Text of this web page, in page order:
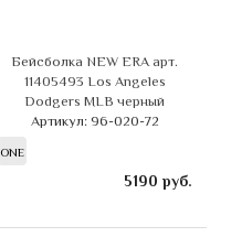
Бейсболка NEW ERA арт.
11405493 Los Angeles
Dodgers MLB черный
Артикул: 96-020-72
ONE
5190 руб.